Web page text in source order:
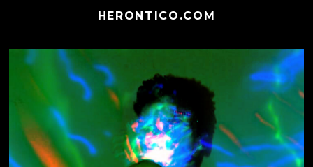
HERONTICO.COM